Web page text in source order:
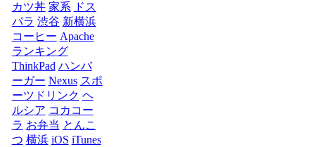
カツ丼 家系 ドス
パラ 渋谷 新横浜
コーヒー Apache
ランキング
ThinkPad ハンバ
ーガー Nexus スポ
ーツドリンク ヘ
ルシア コカコー
ラ お弁当 とんこ
つ 横浜 iOS iTunes